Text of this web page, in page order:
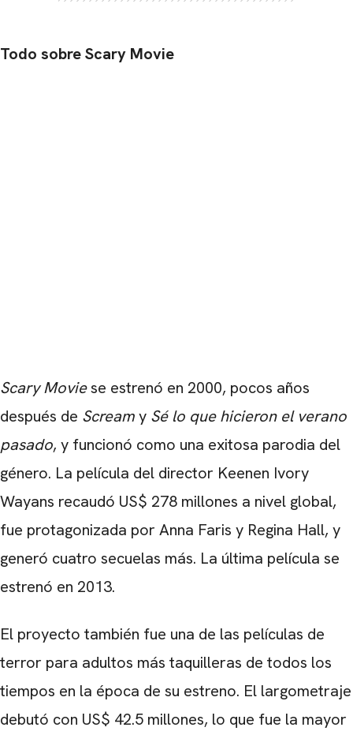
Todo sobre Scary Movie
Scary Moviese estrenó en 2000, pocos años
después de Screamy Sé lo que hicieron el verano
pasado, y funcionó como una exitosa parodia del
género. La película del director Keenen Ivory
Wayans recaudó US$ 278 millones a nivel global,
fue protagonizada por Anna Faris y Regina Hall, y
generó cuatro secuelas más. La última película se
estrenó en 2013.
El proyecto también fue una de las películas de
terror para adultos más taquilleras de todos los
tiempos en la época de su estreno. El largometraje
debutó con US$ 42.5 millones, lo que fue la mayor